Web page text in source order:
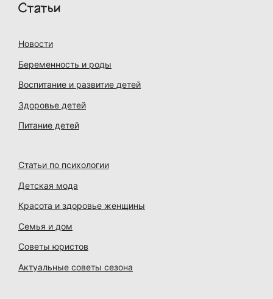
Статьи
Новости
Беременность и роды
Воспитание и развитие детей
Здоровье детей
Питание детей
Статьи по психологии
Детская мода
Красота и здоровье женщины
Семья и дом
Советы юристов
Актуальные советы сезона